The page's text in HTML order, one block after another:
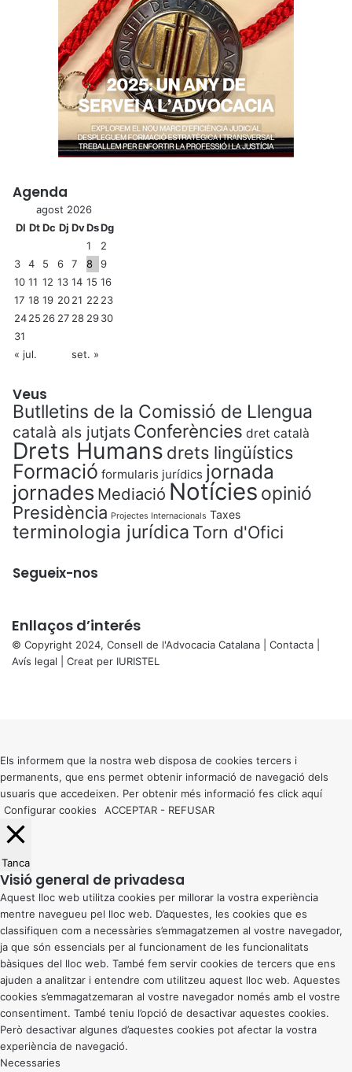
Agenda
agost 2026
Dl DtDc Dj DvDsDg
1
2
3
4 5 6 7 8
9
10 11 12 13 14 15 16
17 18 19 2021 22 23
2425 26 27 28 2930
31
« jul.
set. »
Veus
Butlletins de la Comissió de Llengua
català als jutjats Conferències dret català
Drets Humans drets lingüístics
Formació formularis jurídics jornada
jornades Mediació Notícies opinió
Presidència Projectes Internacionals Taxes
terminologia jurídica Torn d'Ofici
Segueix-nos
Enllaços d’interés
© Copyright 2024, Consell de l'Advocacia Catalana | Contacta
Avís legal | Creat per IURISTEL
button
Els informem que la nostra web disposa de cookies tercers i
permanents, que ens permet obtenir informació de navegació dels
usuaris que accedeixen. Per obtenir més informació fes click aquí
Configurar cookies
ACCEPTAR - REFUSAR
Tanca
Visió general de privadesa
Aquest lloc web utilitza cookies per millorar la vostra experiència
mentre navegueu pel lloc web. D’aquestes, les cookies que es
classifiquen com a necessàries s’emmagatzemen al vostre navegador,
ja que són essencials per al funcionament de les funcionalitats
bàsiques del lloc web. També fem servir cookies de tercers que ens
ajuden a analitzar i entendre com utilitzeu aquest lloc web. Aquestes
cookies s’emmagatzemaran al vostre navegador només amb el vostre
consentiment. També teniu l’opció de desactivar aquestes cookies.
Però desactivar algunes d’aquestes cookies pot afectar la vostra
experiència de navegació.
Necessaries